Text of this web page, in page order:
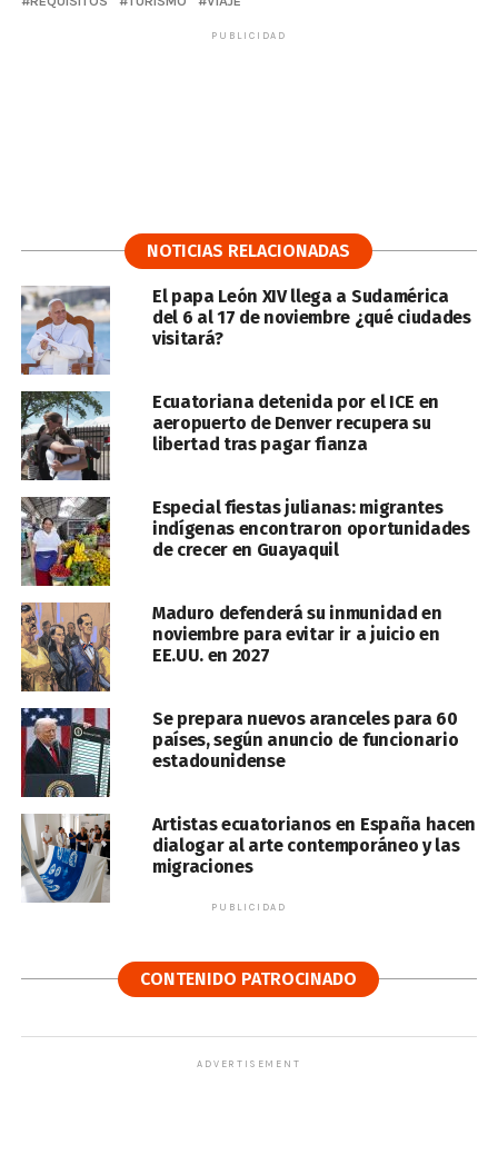
PUBLICIDAD
NOTICIAS RELACIONADAS
El papa León XIV llega a Sudamérica
del 6 al 17 de noviembre ¿qué ciudades
visitará?
Ecuatoriana detenida por el ICE en
aeropuerto de Denver recupera su
libertad tras pagar fianza
Especial fiestas julianas: migrantes
indígenas encontraron oportunidades
de crecer en Guayaquil
Maduro defenderá su inmunidad en
noviembre para evitar ir a juicio en
EE.UU. en 2027
Se prepara nuevos aranceles para 60
países, según anuncio de funcionario
estadounidense
Artistas ecuatorianos en España hacen
dialogar al arte contemporáneo y las
migraciones
PUBLICIDAD
CONTENIDO PATROCINADO
ADVERTISEMENT